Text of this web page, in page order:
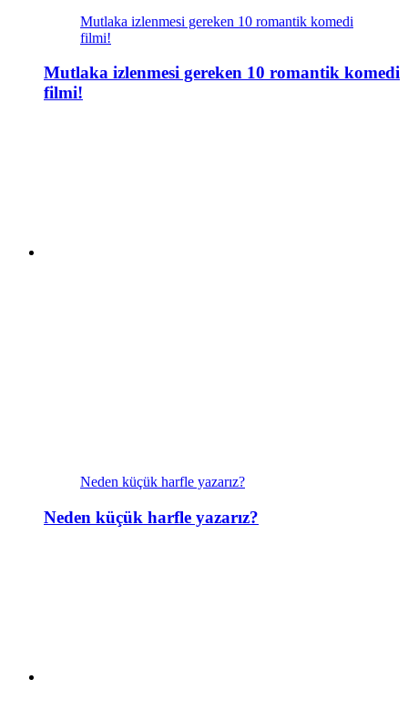
Mutlaka izlenmesi gereken 10 romantik komedi
filmi!
Mutlaka izlenmesi gereken 10 romantik komedi
filmi!
Neden küçük harfle yazarız?
Neden küçük harfle yazarız?